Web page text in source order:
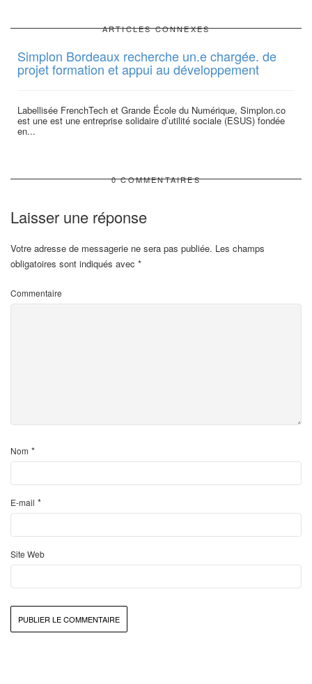
ARTICLES CONNEXES
Simplon Bordeaux recherche un.e chargée. de
projet formation et appui au développement
Labellisée FrenchTech et Grande École du Numérique, Simplon.co
est une est une entreprise solidaire d’utilité sociale (ESUS) fondée
en...
0 COMMENTAIRES
Laisser une réponse
Votre adresse de messagerie ne sera pas publiée. Les champs
obligatoires sont indiqués avec *
Commentaire
Nom *
E-mail *
Site Web